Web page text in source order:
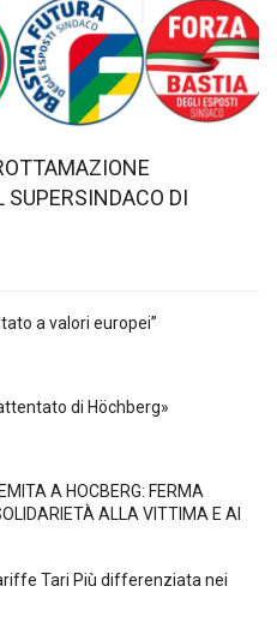
SUPERSINDACO DI
a valori europei”
di Höchberg»
A HÖCBERG: FERMA
ALLA VITTIMA E AI
Tari Più differenziata nei